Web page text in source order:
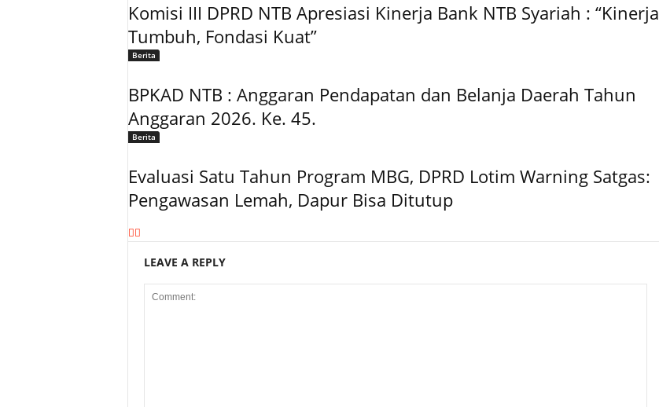
Komisi III DPRD NTB Apresiasi Kinerja Bank NTB Syariah : “Kinerja
Tumbuh, Fondasi Kuat”
Berita
BPKAD NTB : Anggaran Pendapatan dan Belanja Daerah Tahun
Anggaran 2026. Ke. 45.
Berita
Evaluasi Satu Tahun Program MBG, DPRD Lotim Warning Satgas:
Pengawasan Lemah, Dapur Bisa Ditutup
LEAVE A REPLY